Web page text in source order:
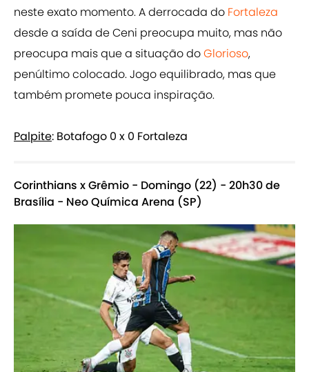
neste exato momento. A derrocada do Fortaleza
desde a saída de Ceni preocupa muito, mas não
preocupa mais que a situação doGlorioso,
penúltimo colocado. Jogo equilibrado, mas que
também promete pouca inspiração.
Palpite: Botafogo 0 x 0 Fortaleza
Corinthians x Grêmio - Domingo (22) - 20h30 de
Brasília - Neo Química Arena (SP)